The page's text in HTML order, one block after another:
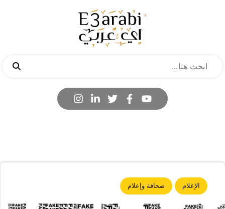
الإعلام صحافة وإعلام